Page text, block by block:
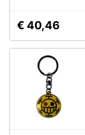
€ 40,46